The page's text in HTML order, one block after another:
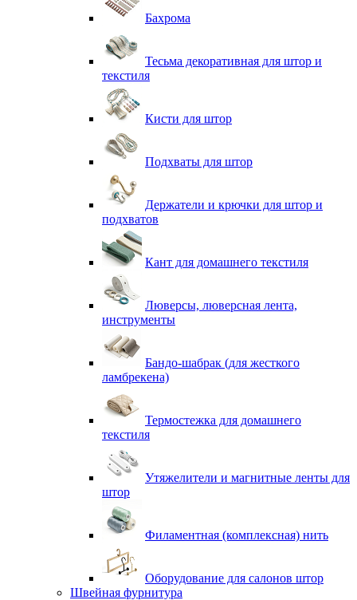
Бахрома
Тесьма декоративная для штор и
текстиля
Кисти для штор
Подхваты для штор
Держатели и крючки для штор и
подхватов
Кант для домашнего текстиля
Люверсы, люверсная лента,
инструменты
Бандо-шабрак (для жесткого
ламбрекена)
Термостежка для домашнего
текстиля
Утяжелители и магнитные ленты для
штор
Филаментная (комплексная) нить
Оборудование для салонов штор
Швейная фурнитура